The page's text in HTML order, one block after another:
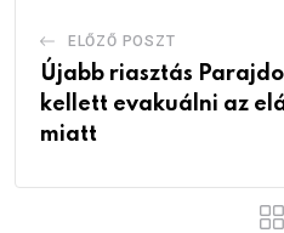
ELŐZŐ POSZT
Újabb riasztás
kellett evakuálni az
miatt